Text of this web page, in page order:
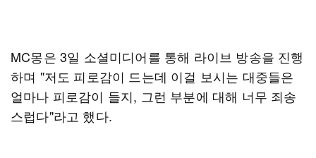
MC몽은 3일 소셜미디어를 통해 라이브 방송을 진행
하며 "저도 피로감이 드는데 이걸 보시는 대중들은
얼마나 피로감이 들지, 그런 부분에 대해 너무 죄송
스럽다"라고 했다.